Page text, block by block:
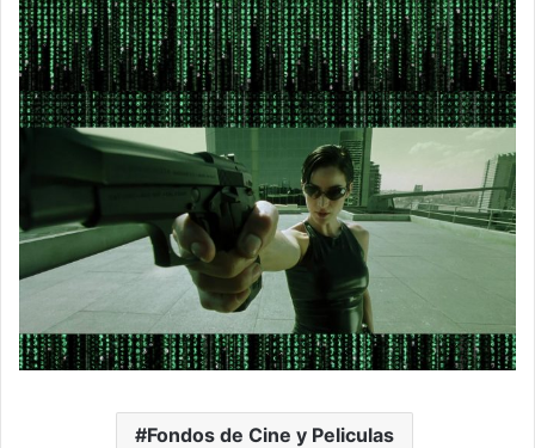
Fondos de Cine y Peliculas